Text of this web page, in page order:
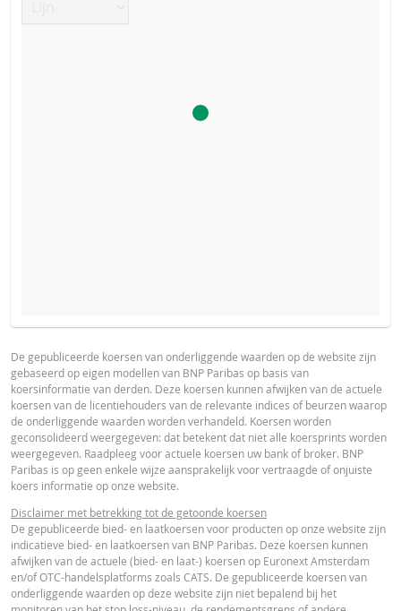
VERWACHTE KOERS VAN DE ONDERLIGGENDE WAARDE
AANTAL PRODUCTEN
PERIODE
ACTUELE BEREKENDE
PROSPECTUS
Prospectus (NL) URL
FINAL TERMS
Final Terms
ESSENTIËLE BELEGGERSINFORMATIEDOCUMENTATIE
PRODUCT PROJECTIONS
Some helper text for the product price projections, financial
advised
UNDERLYING PRICE PRICE PROJECTION
De gepubliceerde koersen van onderliggende waarden op de website zijn
gebaseerd op eigen modellen van BNP Paribas op basis van
koersinformatie van derden. Deze koersen kunnen afwijken van de actuele
koersen van de licentiehouders van de relevante indices of beurzen waarop
de onderliggende waarden worden verhandeld. Koersen worden
geconsolideerd weergegeven: dat betekent dat niet alle koersprints worden
weergegeven. Raadpleeg voor actuele koersen uw bank of broker. BNP
Paribas is op geen enkele wijze aansprakelijk voor vertraagde of onjuiste
koers informatie op onze website.
Disclaimer met betrekking tot de getoonde koersen
De gepubliceerde bied- en laatkoersen voor producten op onze website zijn
indicatieve bied- en laatkoersen van BNP Paribas. Deze koersen kunnen
afwijken van de actuele (bied- en laat-) koersen op Euronext Amsterdam
en/of OTC-handelsplatforms zoals CATS. De gepubliceerde koersen van
onderliggende waarden op deze website zijn niet bepalend bij het